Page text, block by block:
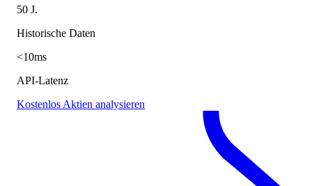
50 J.
Historische Daten
<10ms
API-Latenz
Kostenlos Aktien analysieren